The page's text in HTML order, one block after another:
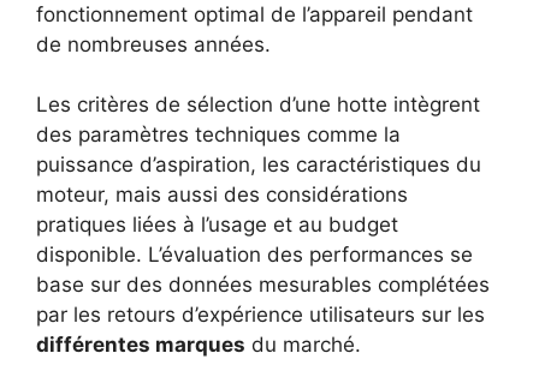
fonctionnement optimal de l’appareil pendant
de nombreuses années.
Les critères de sélection d’une hotte intègrent
des paramètres techniques comme la
puissance d’aspiration, les caractéristiques du
moteur, mais aussi des considérations
pratiques liées à l’usage et au budget
disponible. L’évaluation des performances se
base sur des données mesurables complétées
par les retours d’expérience utilisateurs sur les
différentes marques du marché.